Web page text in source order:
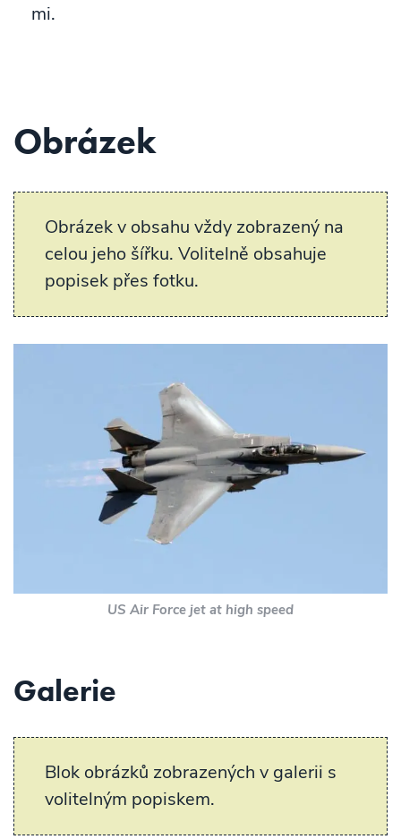
mi.
Obrázek
Obrázek v obsahu vždy zobrazený na
celou jeho šířku. Volitelně obsahuje
popisek přes fotku.
US Air Force jet at high speed
Galerie
Blok obrázků zobrazených v galerii s
volitelným popiskem.